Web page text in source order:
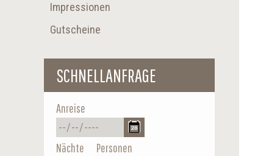
Impressionen
Gutscheine
SCHNELLANFRAGE
Anreise
Nächte Personen